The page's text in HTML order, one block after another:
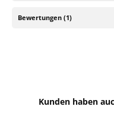
Bewertungen (1)
Produktgalerie
Kunden haben